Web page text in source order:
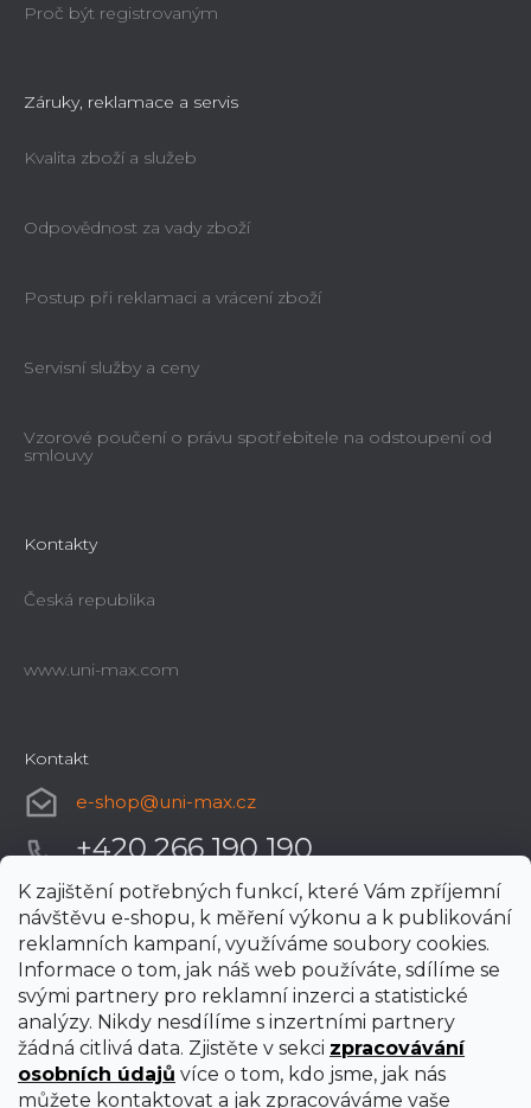
K zajištění potřebných funkcí, které Vám zpříjemní
návštěvu e-shopu, k měření výkonu a k publikování
reklamních kampaní, využíváme soubory cookies.
Informace o tom, jak náš web používáte, sdílíme se
svými partnery pro reklamní inzerci a statistické
analýzy. Nikdy nesdílíme s inzertními partnery
žádná citlivá data. Zjistěte v sekci zpracovávání
osobních údajů více o tom, kdo jsme, jak nás
můžete kontaktovat a jak zpracováváme vaše
Proč být registrovaným
Záruky, reklamace a servis
Kvalita zboží a služeb
Odpovědnost za vady zboží
Postup při reklamaci a vrácení zboží
Servisní služby a ceny
Vzorové poučení o právu spotřebitele na odstoupení od
smlouvy
Kontakty
Česká republika
www.uni-max.com
Kontakt
e-shop@uni-max.cz
+420 266 190 190